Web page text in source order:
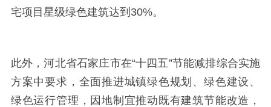
宅项目星级绿色建筑达到 30%。
此外，河北省石家庄市在“十四五”节能减排综合实施
方案中要求，全面推进城镇绿色规划、绿色建设、
绿色运行管理，因地制宜推动既有建筑节能改造，